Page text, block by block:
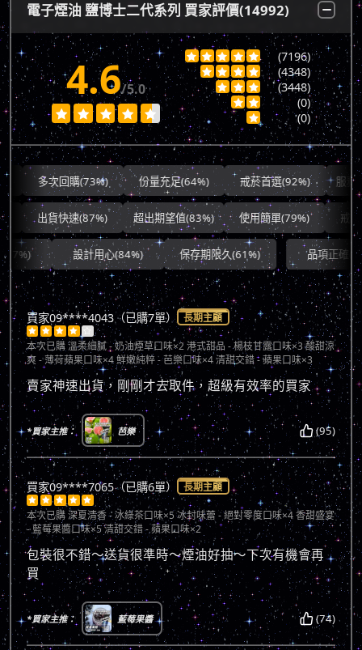
電子煙油 鹽博士二代系列 買家評價(14992)
4.6/5.0
    
     (7196)
    (4348)
   (3448)
  (0)
 (0)
多次回購(73%) 份量充足(64%) 戒菸首選(92%) 服務態度
出貨快速(87%) 超出期望值(83%) 使用簡單(79%) 戒菸神
設計用心(84%) 保存期限久(61%) 品項正確(82%)
買家09****4043（已購7單） 長期主顧
    
本次已購溫柔細膩 - 奶油煙草口味×2 港式甜品 - 楊枝甘露口味×3 酸甜涼
爽 - 薄荷蘋果口味×4 鮮嫩純粹 - 芭樂口味×4 清甜交錯 - 蘋果口味×3
賣家神速出貨，剛剛才去取件，超級有效率的買家
*買家主推： 芭樂 (95)
買家09****7065（已購6單） 長期主顧
    
本次已購深夏清香 - 冰綠茶口味×5 冰封味蕾 - 絕對零度口味×4 香甜盛宴
- 藍莓果醬口味×5 清甜交錯 - 蘋果口味×2
包裝很不錯～送貨很準時～煙油好抽～下次有機會再
買
*買家主推： 藍莓果醬 (74)